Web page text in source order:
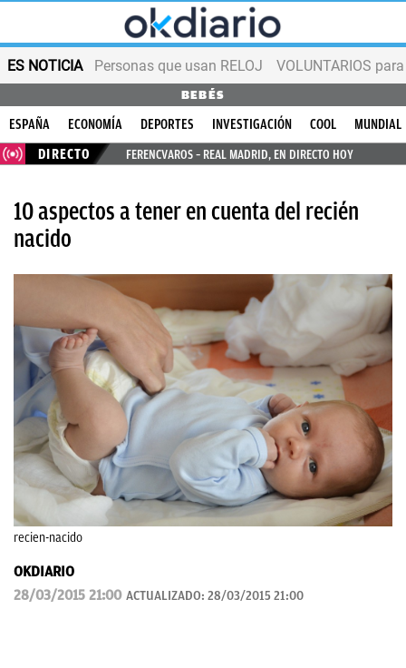
ES NOTICIA Personas que usan RELOJ VOLUNTARIOS
BEBÉS
ESPAÑA ECONOMÍA DEPORTES INVESTIGACIÓN COOL
MUNDIAL
DIRECTO
FERENCVAROS – REAL MADRID, EN DIRECTO HOY
10 aspectos a tener en cuenta del recién
nacido
recien-nacido
OKDIARIO
28/03/2015 21:00 ACTUALIZADO: 28/03/2015 21:00